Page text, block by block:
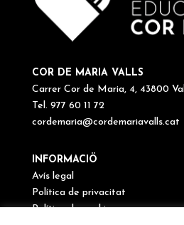
COR DE MARIA VALLS
Carrer Cor de Maria, 4, 43800
Tel. 977 60 11 72
cordemaria@cordemariavalls.cat
INFORMACIÖ
Avís legal
Política de privacitat
Política de cookies